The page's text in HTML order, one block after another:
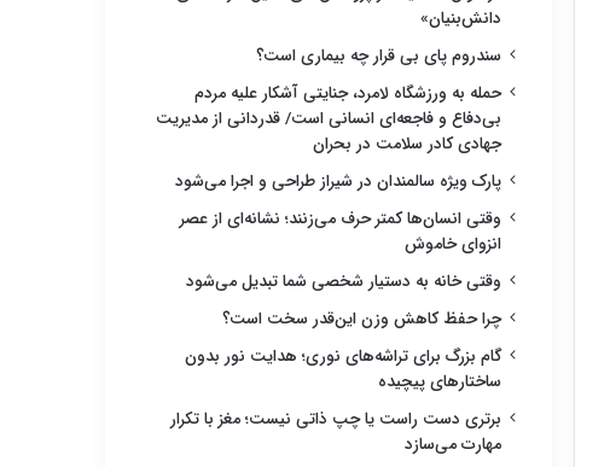
دانش‌بنیان»
سندروم پای بی قرار چه بیماری است؟
حمله به ورزشگاه لامرد، جنایتی آشکار علیه مردم
بی‌دفاع و فاجعه‌ای انسانی است/ قدردانی از مدیریت
جهادی کادر سلامت در بحران
پارک ویژه سالمندان در شیراز طراحی و اجرا می‌شود
وقتی انسان‌ها کمتر حرف می‌زنند؛ نشانه‌ای از عصر
انزوای خاموش
وقتی خانه به دستیار شخصی شما تبدیل می‌شود
چرا حفظ کاهش وزن این‌قدر سخت است؟
گام بزرگ برای تراشه‌های نوری؛ هدایت نور بدون
ساختارهای پیچیده
برتری دست راست یا چپ ذاتی نیست؛ مغز با تکرار
مهارت می‌سازد